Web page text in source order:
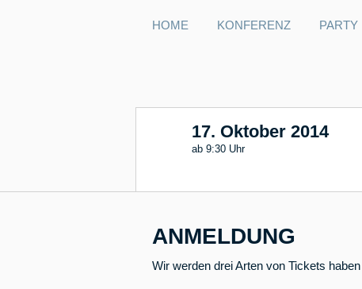
HOME KONFERENZ PARTY
17. Oktober 2014
ab 9:30 Uhr
ANMELDUNG
Wir werden drei Arten von Tickets